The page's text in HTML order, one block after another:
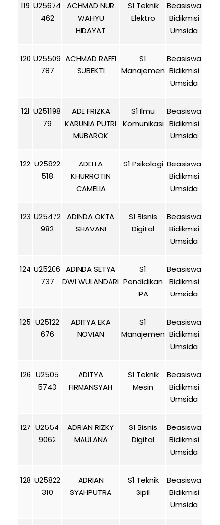
119 U25674
462
ACHMAD NUR
WAHYU
HIDAYAT
S1 Teknik
Elektro
Beasiswa
Bidikmisi
Umsida
120 U25509
787
ACHMAD RAFFI
SUBEKTI
S1
Manajemen
Beasiswa
Bidikmisi
Umsida
121 U251198
79
ADE FRIZKA
KARUNIA PUTRI
MUBAROK
S1 Ilmu
Komunikasi
Beasiswa
Bidikmisi
Umsida
122 U25822
518
ADELLA
KHURROTIN
CAMELIA
S1 Psikologi Beasiswa
Bidikmisi
Umsida
123 U25472
982
ADINDA OKTA
SHAVANI
S1 Bisnis
Digital
Beasiswa
Bidikmisi
Umsida
124 U25206
737
ADINDA SETYA
DWI WULANDARI
S1
Pendidikan
IPA
Beasiswa
Bidikmisi
Umsida
125 U25122
676
ADITYA EKA
NOVIAN
S1
Manajemen
Beasiswa
Bidikmisi
Umsida
126 U2505
5743
ADITYA
FIRMANSYAH
S1 Teknik
Mesin
Beasiswa
Bidikmisi
Umsida
127 U2554
9062
ADRIAN RIZKY
MAULANA
S1 Bisnis
Digital
Beasiswa
Bidikmisi
Umsida
128 U25822
310
ADRIAN
SYAHPUTRA
S1 Teknik
Sipil
Beasiswa
Bidikmisi
Umsida